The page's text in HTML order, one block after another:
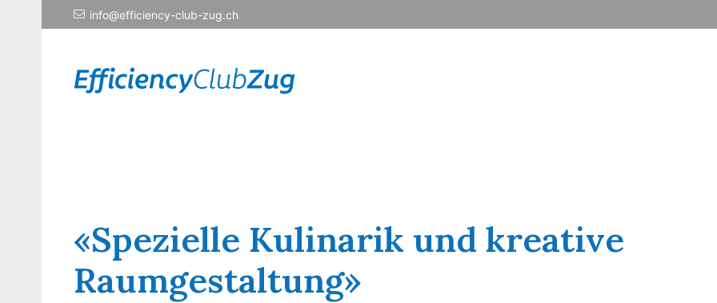
info@efficiency-club-zug.ch
«Spezielle Kulinarik und kreative
Raumgestaltung»